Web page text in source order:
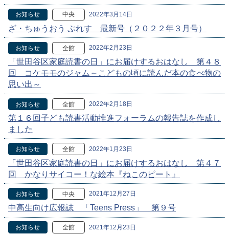
お知らせ 中央 2022年3月14日
ざ・ちゅうおう ぷれす 最新号（２０２２年３月号）
お知らせ 全館 2022年2月23日
「世田谷区家庭読書の日」にお届けするおはなし 第４８
回 コケモモのジャム～こどもの頃に読んだ本の食べ物の
思い出～
お知らせ 全館 2022年2月18日
第１６回子ども読書活動推進フォーラムの報告誌を作成し
ました
お知らせ 全館 2022年1月23日
「世田谷区家庭読書の日」にお届けするおはなし 第４７
回 かなりサイコー！な絵本『ねこのピート』
お知らせ 中央 2021年12月27日
中高生向け広報誌 「Teens Press」 第９号
お知らせ 全館 2021年12月23日